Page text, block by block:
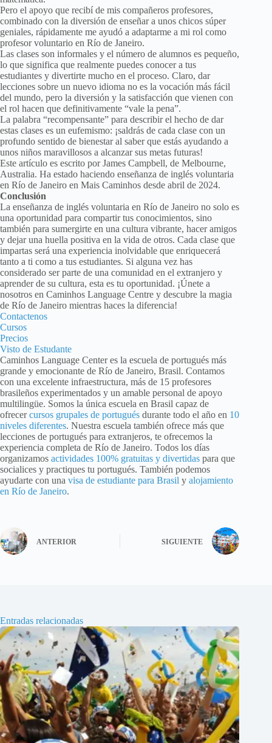
Pero el apoyo que recibí de mis compañeros profesores,
combinado con la diversión de enseñar a unos chicos súper
geniales, rápidamente me ayudó a adaptarme a mi rol como
profesor voluntario en Río de Janeiro.
Las clases son informales y el número de alumnos es pequeño,
lo que significa que realmente puedes conocer a tus
estudiantes y divertirte mucho en el proceso. Claro, dar
lecciones sobre un nuevo idioma no es la vocación más fácil
del mundo, pero la diversión y la satisfacción que vienen con
el rol hacen que definitivamente “vale la pena”.
La palabra “recompensante” para describir el hecho de dar
estas clases es un eufemismo: ¡saldrás de cada clase con un
profundo sentido de bienestar al saber que estás ayudando a
unos niños maravillosos a alcanzar sus metas futuras!
Este artículo es escrito por James Campbell, de Melbourne,
Australia. Ha estado haciendo enseñanza de inglés voluntaria
en Río de Janeiro en Mais Caminhos desde abril de 2024.
Conclusión
La enseñanza de inglés voluntaria en Río de Janeiro no solo es
una oportunidad para compartir tus conocimientos, sino
también para sumergirte en una cultura vibrante, hacer amigos
y dejar una huella positiva en la vida de otros. Cada clase que
impartas será una experiencia inolvidable que enriquecerá
tanto a ti como a tus estudiantes. Si alguna vez has
considerado ser parte de una comunidad en el extranjero y
aprender de su cultura, esta es tu oportunidad. ¡Únete a
nosotros en Caminhos Language Centre y descubre la magia
de Río de Janeiro mientras haces la diferencia!
Contactenos
Cursos
Precios
Visto de Estudante
Caminhos Language Center es la escuela de portugués más
grande y emocionante de Río de Janeiro, Brasil. Contamos
con una excelente infraestructura, más de 15 profesores
brasileños experimentados y un amable personal de apoyo
multilingüe. Somos la única escuela en Brasil capaz de
ofrecercursos grupales de portugués durante todo el año en 10
niveles diferentes. Nuestra escuela también ofrece más que
lecciones de portugués para extranjeros, te ofrecemos la
experiencia completa de Río de Janeiro. Todos los días
organizamos actividades 100% gratuitas y divertidas para que
socialices y practiques tu portugués. También podemos
ayudarte con una visa de estudiante para Brasil y alojamiento
en Río de Janeiro.
ANTERIOR SIGUIENTE
Entradas relacionadas